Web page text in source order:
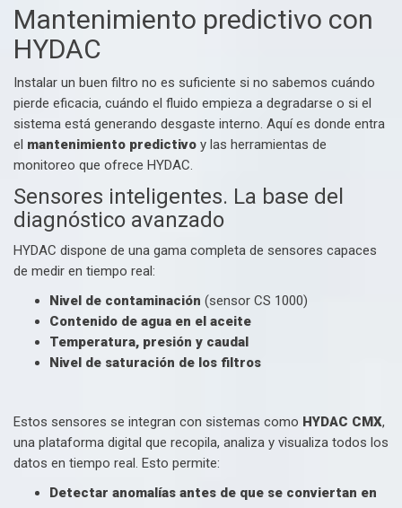
Mantenimiento predictivo con
HYDAC
Instalar un buen filtro no es suficiente si no sabemos cuándo
pierde eficacia, cuándo el fluido empieza a degradarse o si el
sistema está generando desgaste interno. Aquí es donde entra
el mantenimiento predictivo y las herramientas de
monitoreo que ofrece HYDAC.
Sensores inteligentes. La base del
diagnóstico avanzado
HYDAC dispone de una gama completa de sensores capaces
de medir en tiempo real:
Nivel de contaminación (sensor CS 1000)
Contenido de agua en el aceite
Temperatura, presión y caudal
Nivel de saturación de los filtros
Estos sensores se integran con sistemas como HYDAC CMX,
una plataforma digital que recopila, analiza y visualiza todos los
datos en tiempo real. Esto permite:
Detectar anomalías antes de que se conviertan en